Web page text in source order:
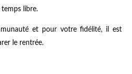
libre.
et pour votre fidélité, il est
le rentrée.